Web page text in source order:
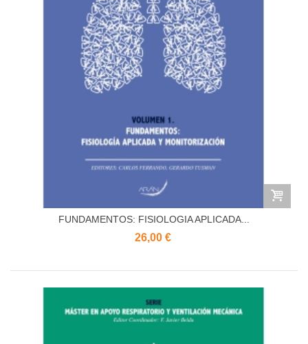
FUNDAMENTOS: FISIOLOGIA APLICADA...
26,00 €